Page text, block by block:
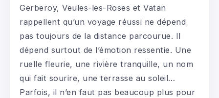
Gerberoy, Veules-les-Roses et Vatan
rappellent qu’un voyage réussi ne dépend
pas toujours de la distance parcourue. Il
dépend surtout de l’émotion ressentie. Une
ruelle fleurie, une rivière tranquille, un nom
qui fait sourire, une terrasse au soleil…
Parfois, il n’en faut pas beaucoup plus pour